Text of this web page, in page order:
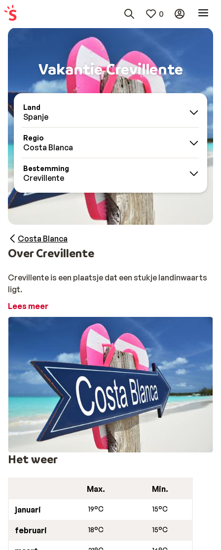
0
Vakantie Crevillente
Land
Spanje
Regio
Costa Blanca
Bestemming
Crevillente
Costa Blanca
Over Crevillente
Crevillente is een plaatsje dat een stukje landinwaarts
ligt.
Lees meer
Het weer
Max. Min.
januari 19°C 15°C
februari 18°C 15°C